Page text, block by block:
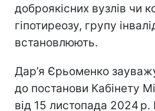
доброякісних вузлів чи
гіпотиреозу, групу
встановлюють.
Дар’я Єрьоменко
до постанови Кабінету
від 15 листопада 2024